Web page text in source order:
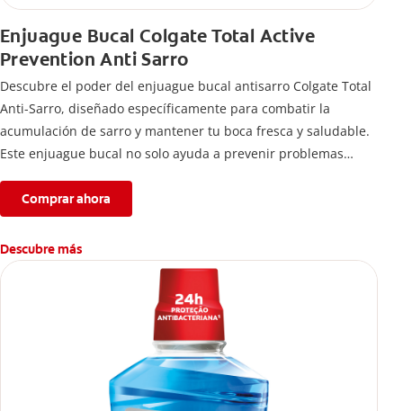
Enjuague Bucal Colgate Total Active
Prevention Anti Sarro
Descubre el poder del enjuague bucal antisarro Colgate Total
Anti-Sarro, diseñado específicamente para combatir la
acumulación de sarro y mantener tu boca fresca y saludable.
Este enjuague bucal no solo ayuda a prevenir problemas
Comprar ahora
Descubre más